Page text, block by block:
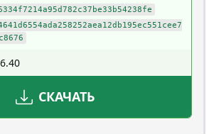
СКАЧАТЬ